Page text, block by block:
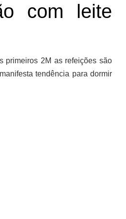
com leite
primeiros 2M as refeições são
tendência para dormir